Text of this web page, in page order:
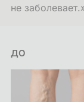
не
ДО И ПОСЛЕ
ПРИМЕР
ДО